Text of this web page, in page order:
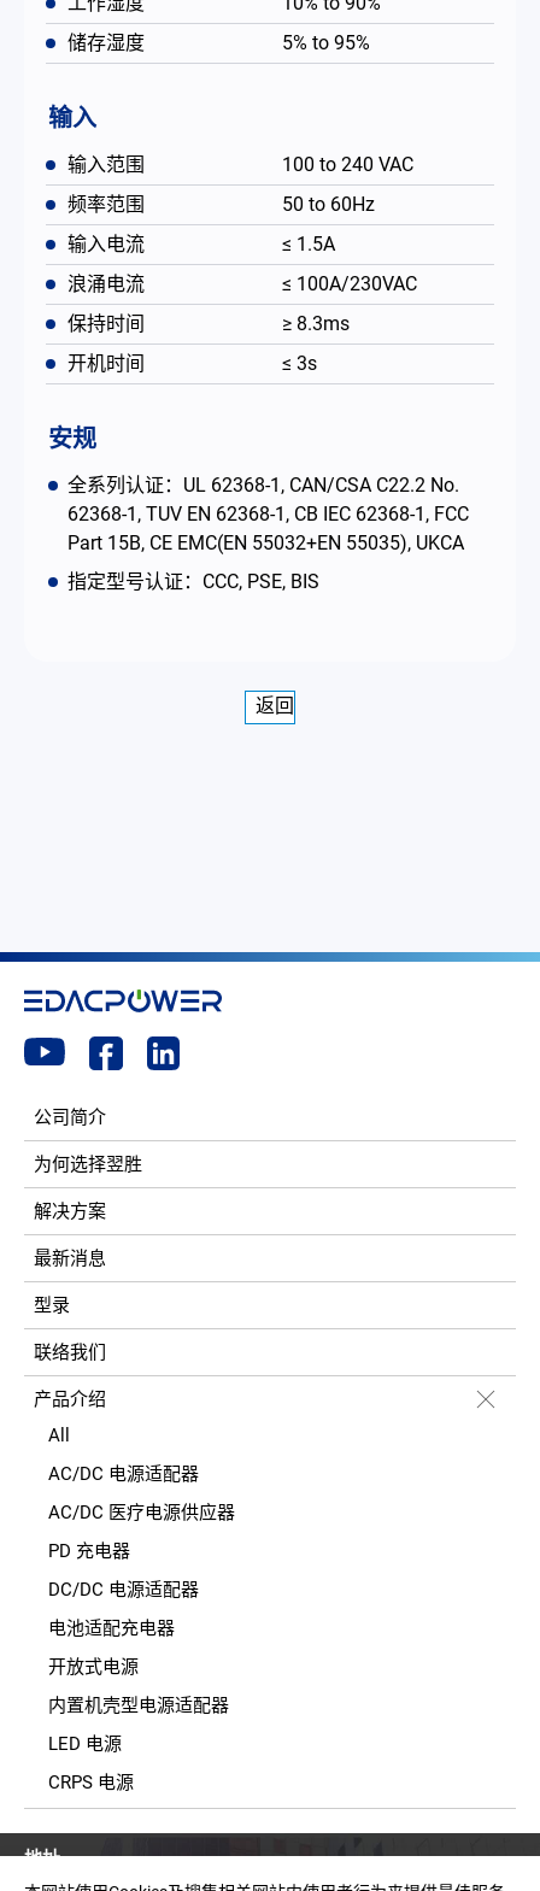
储存湿度
5% to 95%
输入
输入范围
100 to 240 VAC
频率范围
50 to 60Hz
输入电流
≤ 1.5A
浪涌电流
≤ 100A/230VAC
保持时间
≥ 8.3ms
开机时间
≤ 3s
安规
全系列认证：UL 62368-1, CAN/CSA C22.2 No.
62368-1, TUV EN 62368-1, CB IEC 62368-1, FCC
Part 15B, CE EMC(EN 55032+EN 55035), UKCA
指定型号认证：CCC, PSE, BIS
返回
公司简介
为何选择翌胜
解决方案
最新消息
型录
联络我们
产品介绍
All
AC/DC 电源适配器
AC/DC 医疗电源供应器
PD 充电器
DC/DC 电源适配器
电池适配充电器
开放式电源
内置机壳型电源适配器
LED 电源
CRPS 电源
地址
台湾新北市中和区建一路150号11楼之2(E栋)